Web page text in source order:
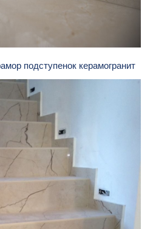
подступенок керамогранит